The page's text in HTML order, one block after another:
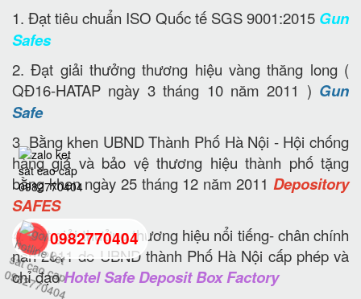
1. Đạt tiêu chuẩn ISO Quốc tế SGS 9001:2015 Gun
Safes
2. Đạt giải thưởng thương hiệu vàng thăng long (
QĐ16-HATAP ngày 3 tháng 10 năm 2011 ) Gun
Safe
3. Bằng khen UBND Thành Phố Hà Nội - Hội chống
hàng giả và bảo vệ thương hiệu thành phố tặng
bằng khen ngày 25 tháng 12 năm 2011 Depository
SAFES
4. Đạt giải thưởng thương hiệu nổi tiếng- chân chính
năn 2011 do UBND thành Phố Hà Nội cấp phép và
chỉ đạoHotel Safe Deposit Box Factory
0982770404